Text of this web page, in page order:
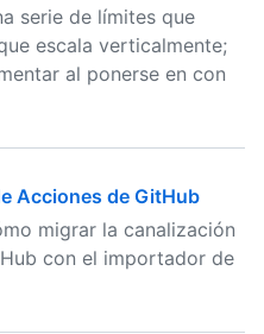
serie de límites que
escala verticalmente;
al ponerse en con
Acciones de GitHub
migrar la canalización
con el importador de